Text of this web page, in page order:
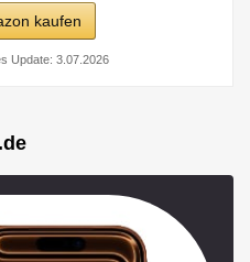
kaufen
Update: 3.07.2026